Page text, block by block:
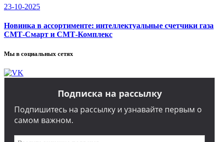
23-10-2025
Новинка в ассортименте: интеллектуальные счетчики газа
СМТ-Смарт и СМТ-Комплекс
Мы в социальных сетях
Подписка на рассылку
Подпишитесь на рассылку и узнавайте первым о
самом важном.